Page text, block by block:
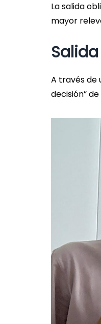
La salida
mayor
A través de
decisión”